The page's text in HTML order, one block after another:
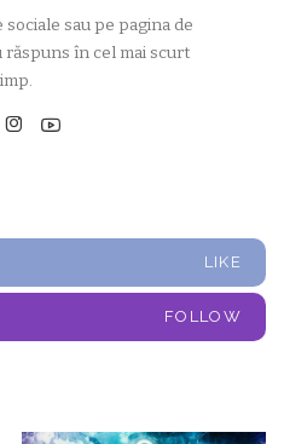
sau pe pagina de
răspuns în cel mai scurt
LIKE
FOLLOW